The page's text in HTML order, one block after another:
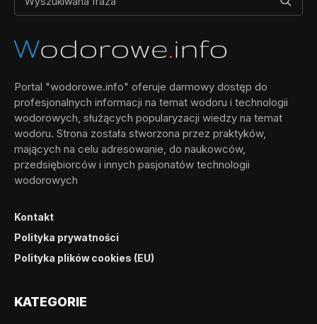
Portal "wodorowe.info" oferuje darmowy dostęp do
profesjonalnych informacji na temat wodoru i technologii
wodorowych, służących popularyzacji wiedzy na temat
wodoru. Strona została stworzona przez praktyków,
mających na celu adresowanie, do naukowców,
przedsiębiorców i innych pasjonatów technologii
wodorowych
Kontakt
Polityka prywatności
Polityka plików cookies (EU)
KATEGORIE